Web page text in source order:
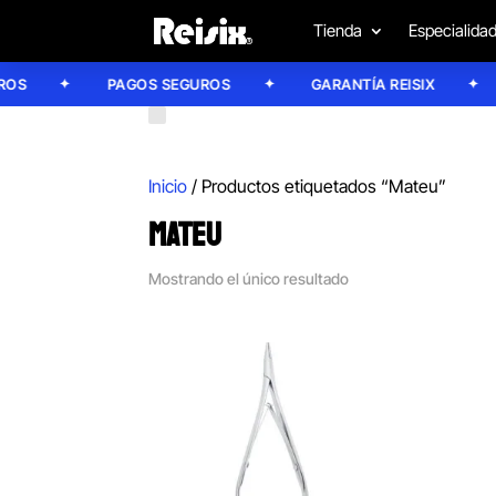
Tienda
PAGOS SEGUROS GARANTÍA REISIX
Inicio / Productos etiquetados “Mateu”
MATEU
Mostrando el único resultado